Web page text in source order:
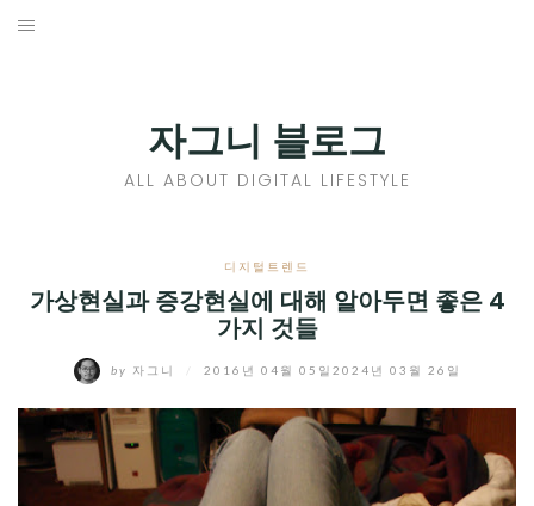
Skip
자그니 블로그
ALL ABOUT DIGITAL LIFESTYLE
디지털트렌드
가상현실과 증강현실에 대해 알아두면 좋은 4
가지 것들
by 자그니 2016년 04월 05일 2024년 03월 26일
CHILD
디지털트렌드
디지털라이프
EXPAND
CHILD
MENU
신제품
EXPAND
CHILD
제품리뷰
EXPAND